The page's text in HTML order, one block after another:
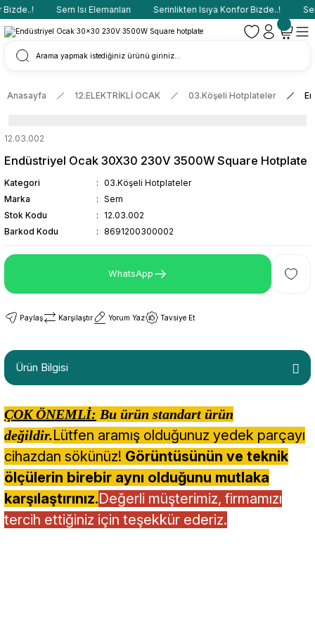
Sern Isı Elemanları Serinlikten Isıya Konfor Bizde..!
Anasayfa 12.ELEKTRİKLİ OCAK 03.Köşeli Hotplateler
12.03.002
Endüstriyel Ocak 30X30 230V 3500W Square Hotplate
Kategori
03.Köşeli Hotplateler
Marka
Sern
Stok Kodu
12.03.002
Barkod Kodu
8691200300002
WhatsApp
Paylaş Karşılaştır Yorum Yaz Tavsiye Et
Ürün Bilgisi
ÇOK ÖNEMLİ: Bu ürün standart ürün
değildir.Lütfen aramış olduğunuz yedek parçayı
cihazdan sökünüz! Görüntüsünün ve teknik
ölçülerin birebir aynı olduğunu mutlaka
karşılaştırınız.Değerli müşterimiz, firmamızı
tercih ettiğiniz için teşekkür ederiz.